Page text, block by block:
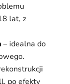
lat, z
– idealna do
po efekty